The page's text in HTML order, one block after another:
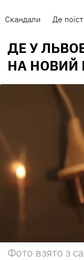
Скандали Де
ДЕ У
НА НОВИЙ
Фото взято з